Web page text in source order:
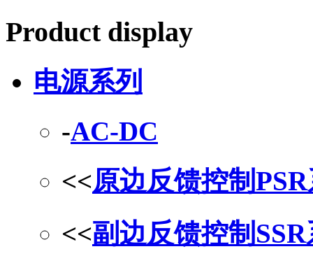
Product display
电源系列
-AC-DC
<<原边反馈控制
<<副边反馈控制